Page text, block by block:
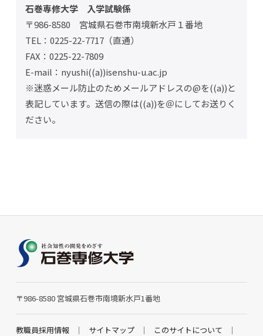
石巻専修大学 入学試験係
〒986-8580 宮城県石巻市南境新水戸１番地
TEL：0225-22-7717（直通）
FAX：0225-22-7809
E-mail：nyushi((a))isenshu-u.ac.jp
※迷惑メール防止のためメールアドレスの@を((a))と
表記しています。送信の際は((a))を＠にしてお送りく
ださい。
〒986-8580 宮城県石巻市南境新水戸1番地
教職員採用情報 サイトマップ
このサイトについて